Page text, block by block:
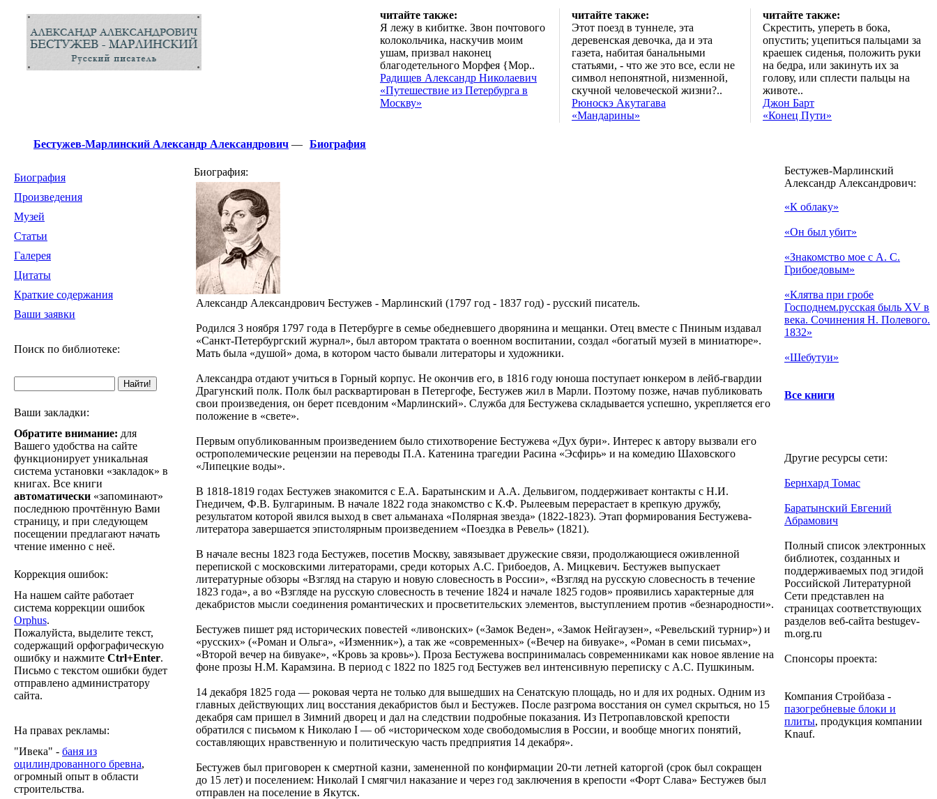
читайте также:
Я лежу в кибитке. Звон почтового
колокольчика, наскучив моим
ушам, призвал наконец
благодетельного Морфея {Мор..
Радищев Александр Николаевич
«Путешествие из Петербурга в
Москву»
читайте также:
Этот поезд в туннеле, эта
деревенская девочка, да и эта
газета, набитая банальными
статьями, - что же это все, если не
символ непонятной, низменной,
скучной человеческой жизни?..
Рюноскэ Акутагава
«Мандарины»
читайте также:
Скрестить, упереть в бока,
опустить; уцепиться пальцами за
краешек сиденья, положить руки
на бедра, или закинуть их за
голову, или сплести пальцы на
животе..
Джон Барт
«Конец Пути»
Бестужев-Марлинский Александр Александрович — Биография
Биография
Произведения
Музей
Статьи
Галерея
Цитаты
Краткие содержания
Ваши заявки
Поиск по библиотеке:
Ваши закладки:
Обратите внимание: для
Вашего удобства на сайте
функционирует уникальная
система установки «закладок» в
книгах. Все книги
автоматически «запоминают»
последнюю прочтённую Вами
страницу, и при следующем
посещении предлагают начать
чтение именно с неё.
Коррекция ошибок:
На нашем сайте работает
система коррекции ошибок
Orphus.
Пожалуйста, выделите текст,
содержащий орфографическую
ошибку и нажмите Ctrl+Enter.
Письмо с текстом ошибки будет
отправлено администратору
сайта.
На правах рекламы:
"Ивека" - баня из
оцилиндрованного бревна,
огромный опыт в области
строительства.
Биография:
Александр Александрович Бестужев - Марлинский (1797 год - 1837 год) - русский писатель.
Родился 3 ноября 1797 года в Петербурге в семье обедневшего дворянина и мещанки. Отец вместе с Пниным издавал
«Санкт-Петербургский журнал», был автором трактата о военном воспитании, создал «богатый музей в миниатюре».
Мать была «душой» дома, в котором часто бывали литераторы и художники.
Александра отдают учиться в Горный корпус. Не окончив его, в 1816 году юноша поступает юнкером в лейб-гвардии
Драгунский полк. Полк был расквартирован в Петергофе, Бестужев жил в Марли. Поэтому позже, начав публиковать
свои произведения, он берет псевдоним «Марлинский». Служба для Бестужева складывается успешно, укрепляется его
положение в «свете».
Первым опубликованным произведением было стихотворение Бестужева «Дух бури». Интерес к автору вызвали его
острополемические рецензии на переводы П.А. Катенина трагедии Расина «Эсфирь» и на комедию Шаховского
«Липецкие воды».
В 1818-1819 годах Бестужев знакомится с Е.А. Баратынским и А.А. Дельвигом, поддерживает контакты с Н.И.
Гнедичем, Ф.В. Булгариным. В начале 1822 года знакомство с К.Ф. Рылеевым перерастает в крепкую дружбу,
результатом которой явился выход в свет альманаха «Полярная звезда» (1822-1823). Этап формирования Бестужева-
литератора завершается эпистолярным произведением «Поездка в Ревель» (1821).
В начале весны 1823 года Бестужев, посетив Москву, завязывает дружеские связи, продолжающиеся оживленной
перепиской с московскими литераторами, среди которых А.С. Грибоедов, А. Мицкевич. Бестужев выпускает
литературные обзоры «Взгляд на старую и новую словесность в России», «Взгляд на русскую словесность в течение
1823 года», а во «Взгляде на русскую словесность в течение 1824 и начале 1825 годов» проявились характерные для
декабристов мысли соединения романтических и просветительских элементов, выступлением против «безнародности».
Бестужев пишет ряд исторических повестей «ливонских» («Замок Веден», «Замок Нейгаузен», «Ревельский турнир») и
«русских» («Роман и Ольга», «Изменник»), а так же «современных» («Вечер на бивуаке», «Роман в семи письмах»,
«Второй вечер на бивуаке», «Кровь за кровь»). Проза Бестужева воспринималась современниками как новое явление на
фоне прозы Н.М. Карамзина. В период с 1822 по 1825 год Бестужев вел интенсивную переписку с А.С. Пушкиным.
14 декабря 1825 года — роковая черта не только для вышедших на Сенатскую площадь, но и для их родных. Одним из
главных действующих лиц восстания декабристов был и Бестужев. После разгрома восстания он сумел скрыться, но 15
декабря сам пришел в Зимний дворец и дал на следствии подробные показания. Из Петропавловской крепости
обратился с письмом к Николаю I — об «историческом ходе свободомыслия в России, и вообще многих понятий,
составляющих нравственную и политическую часть предприятия 14 декабря».
Бестужев был приговорен к смертной казни, замененной по конфирмации 20-ти летней каторгой (срок был сокращен
до 15 лет) и поселением: Николай I смягчил наказание и через год заключения в крепости «Форт Слава» Бестужев был
отправлен на поселение в Якутск.
Бестужев-Марлинский
Александр Александрович:
«К облаку»
«Он был убит»
«Знакомство мое с А. С.
Грибоедовым»
«Клятва при гробе
Господнем.русская быль XV в
века. Сочинения Н. Полевого.
1832»
«Шебутуи»
Все книги
Другие ресурсы сети:
Бернхард Томас
Баратынский Евгений
Абрамович
Полный список электронных
библиотек, созданных и
поддерживаемых под эгидой
Российской Литературной
Сети представлен на
страницах соответствующих
разделов веб-сайта bestugev-
m.org.ru
Спонсоры проекта:
Компания Стройбаза -
пазогребневые блоки и
плиты, продукция компании
Knauf.